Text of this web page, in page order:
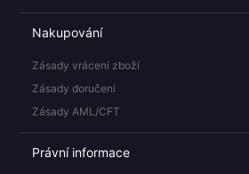
Nakupování
Zásady vrácení zboží
Zásady doručení
Zásady AML/CFT
Právní informace